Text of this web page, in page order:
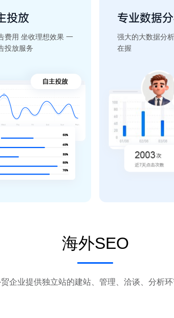
投放
费用 坐收理想效果 一
投放服务
专业数据
强大的大数据分
在握
海外SEO
企业提供独立站的建站、管理、洽谈、分析环